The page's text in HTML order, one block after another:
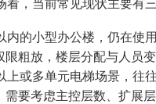
看，当前常见现状主要有三
内的小型办公楼，仍在使
限粗放，楼层分配与人员变
上或多单元电梯场景，往
需要考虑主控层数、扩展